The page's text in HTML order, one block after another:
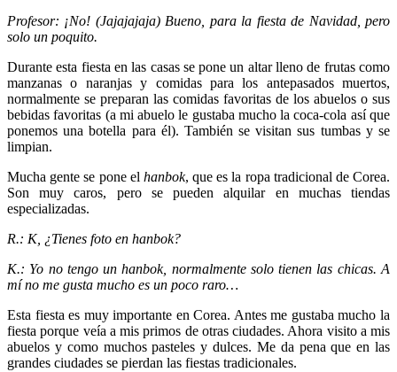
Profesor: ¡No! (Jajajajaja) Bueno, para la fiesta de Navidad, pero
solo un poquito.
Durante esta fiesta en las casas se pone un altar lleno de frutas como
manzanas o naranjas y comidas para los antepasados muertos,
normalmente se preparan las comidas favoritas de los abuelos o sus
bebidas favoritas (a mi abuelo le gustaba mucho la coca-cola así que
ponemos una botella para él). También se visitan sus tumbas y se
limpian.
Mucha gente se pone el hanbok, que es la ropa tradicional de Corea.
Son muy caros, pero se pueden alquilar en muchas tiendas
especializadas.
R.: K, ¿Tienes foto en hanbok?
K.: Yo no tengo un hanbok, normalmente solo tienen las chicas. A
mí no me gusta mucho es un poco raro…
Esta fiesta es muy importante en Corea. Antes me gustaba mucho la
fiesta porque veía a mis primos de otras ciudades. Ahora visito a mis
abuelos y como muchos pasteles y dulces. Me da pena que en las
grandes ciudades se pierdan las fiestas tradicionales.